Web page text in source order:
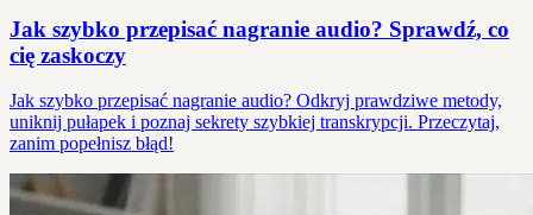
Jak szybko przepisać nagranie audio? Sprawdź, co
cię zaskoczy
Jak szybko przepisać nagranie audio? Odkryj prawdziwe metody,
uniknij pułapek i poznaj sekrety szybkiej transkrypcji. Przeczytaj,
zanim popełnisz błąd!